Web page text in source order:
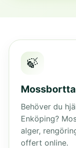
🍃
Behöver du
Enköping?
alger,
offert online.